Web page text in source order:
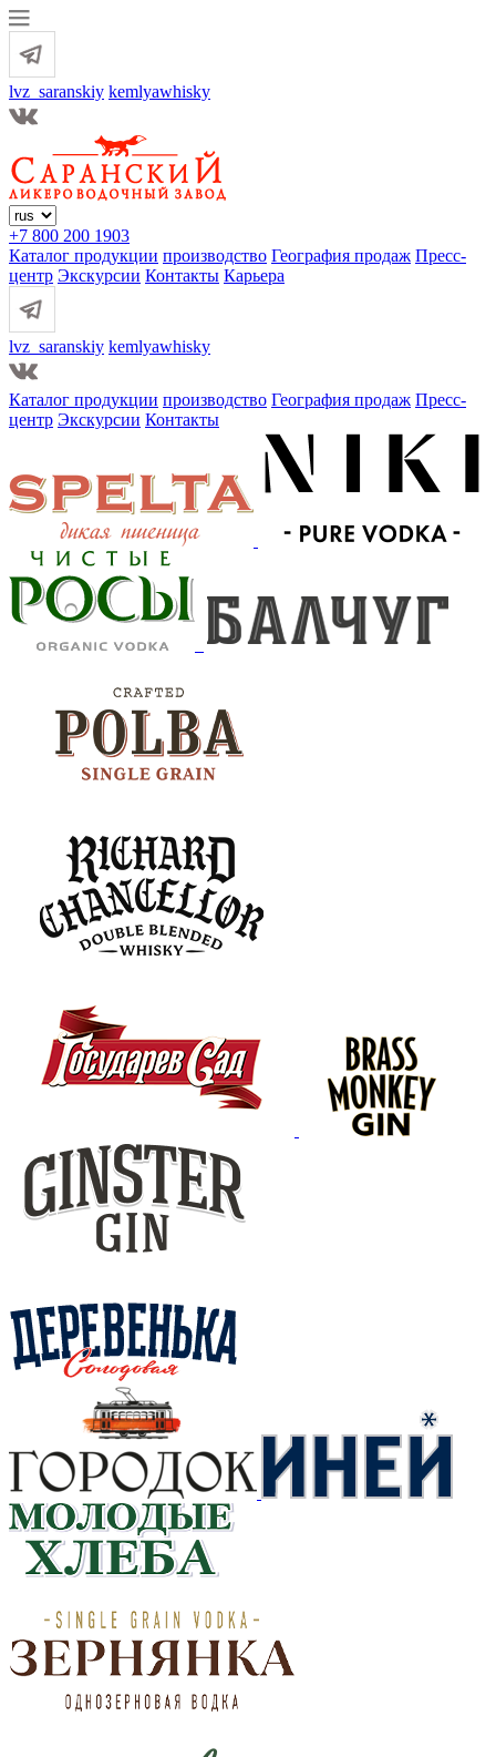
lvz_saranskiy kemlyawhisky
+7 800 200 1903
Каталог продукции производство География продаж Пресс-
центр Экскурсии Контакты Карьера
lvz_saranskiy kemlyawhisky
Каталог продукции производство География продаж Пресс-
центр Экскурсии Контакты